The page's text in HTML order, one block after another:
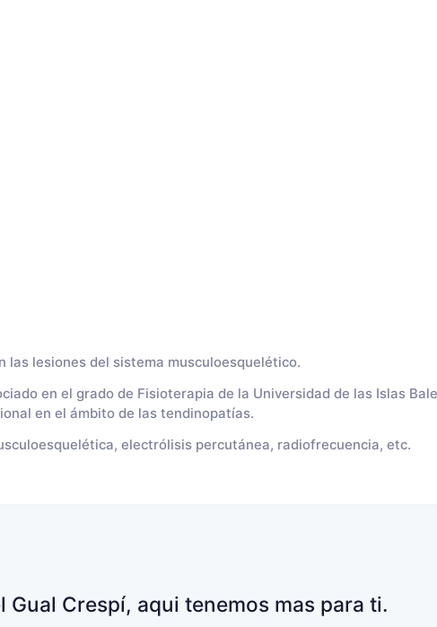
lesiones del sistema musculoesquelético.
en el grado de Fisioterapia de la Universidad de las Islas
en el ámbito de las tendinopatías.
electrólisis percutánea, radiofrecuencia, etc.
Crespí, aqui tenemos mas para ti.